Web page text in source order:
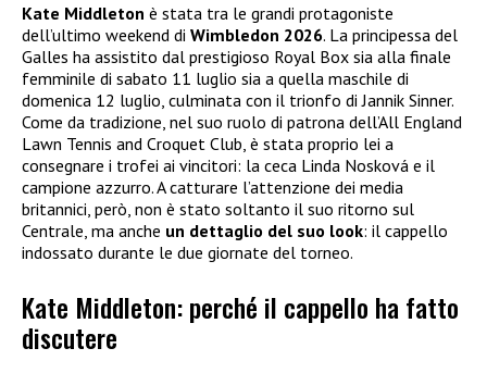
Kate Middleton è stata tra le grandi protagoniste
dell’ultimo weekend di Wimbledon 2026. La principessa del
Galles ha assistito dal prestigioso Royal Box sia alla finale
femminile di sabato 11 luglio sia a quella maschile di
domenica 12 luglio, culminata con il trionfo di Jannik Sinner.
Come da tradizione, nel suo ruolo di patrona dell’All England
Lawn Tennis and Croquet Club, è stata proprio lei a
consegnare i trofei ai vincitori: la ceca Linda Nosková e il
campione azzurro. A catturare l’attenzione dei media
britannici, però, non è stato soltanto il suo ritorno sul
Centrale, ma anche un dettaglio del suo look: il cappello
indossato durante le due giornate del torneo.
Kate Middleton: perché il cappello ha fatto
discutere